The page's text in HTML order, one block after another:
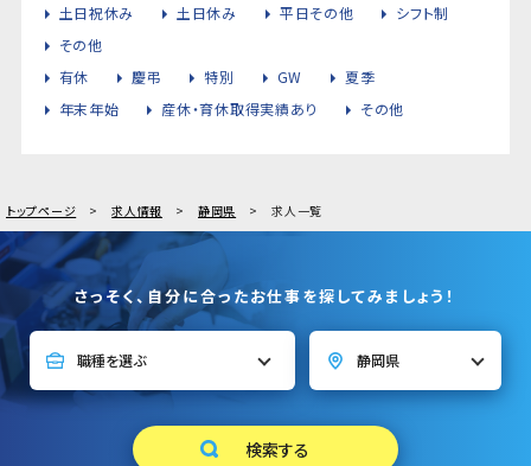
土日祝休み
土日休み 平日その他
シフト制
その他
有休
慶弔 特別 GW
夏季
年末年始
産休・育休取得実績あり その他
トップページ 求人情報 静岡県 求人一覧
さっそく、自分に合ったお仕事を探してみましょう！